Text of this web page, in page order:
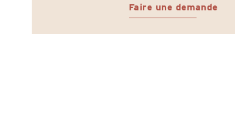
Faire une demande